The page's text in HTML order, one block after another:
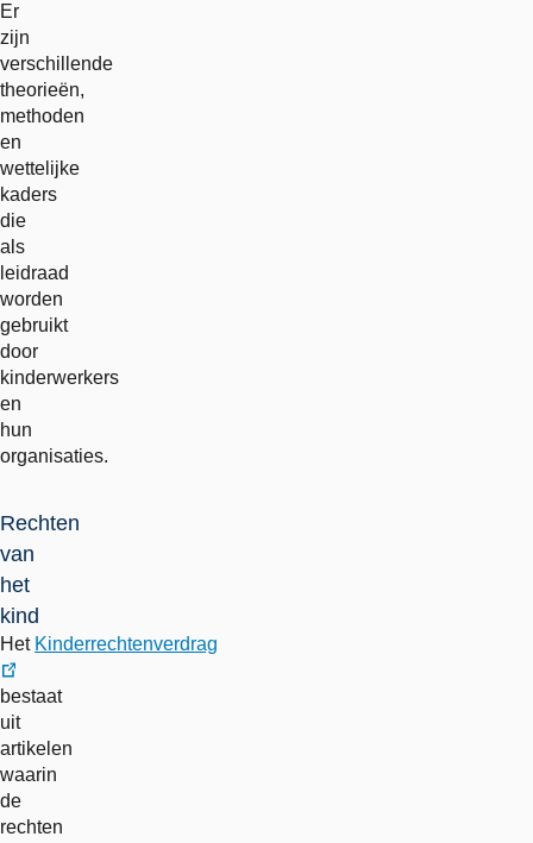
Er
zijn
verschillende
theorieën,
methoden
en
wettelijke
kaders
die
als
leidraad
worden
gebruikt
door
kinderwerkers
en
hun
organisaties.
Rechten
van
het
kind
Het Kinderrechtenverdrag
externe
link
bestaat
uit
artikelen
waarin
de
rechten